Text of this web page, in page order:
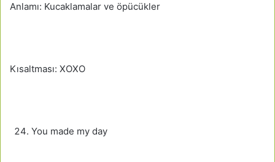
Anlamı: Kucaklamalar ve öpücükler
Kısaltması: XOXO
You made my day